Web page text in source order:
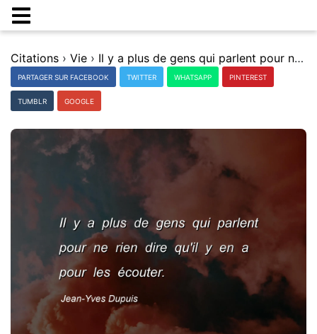
Citations › Vie › Il y a plus de gens qui parlent pour ne rien dire qu'il y en a pour les Ã©couter.
PARTAGER SUR FACEBOOK TWITTER WHATSAPP PINTEREST
TUMBLR GOOGLE